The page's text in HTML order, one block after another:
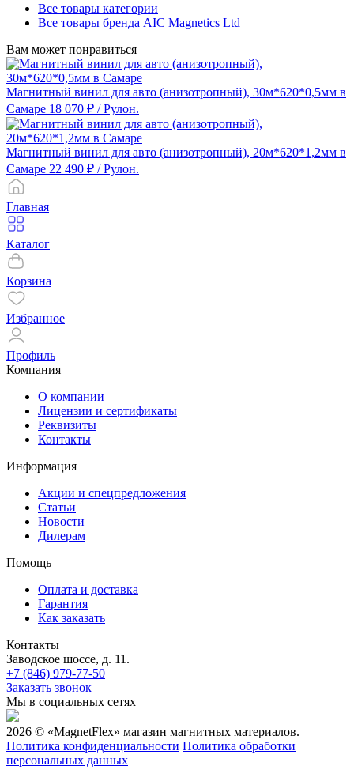
Все товары категории
Все товары бренда AIC Magnetics Ltd
Вам может понравиться
Магнитный винил для авто (анизотропный), 30м*620*0,5мм в
Самаре 18 070 ₽ / Рулон.
Магнитный винил для авто (анизотропный), 20м*620*1,2мм в
Самаре 22 490 ₽ / Рулон.
Главная
Каталог
Корзина
Избранное
Профиль
Компания
О компании
Лицензии и сертификаты
Реквизиты
Контакты
Информация
Акции и спецпредложения
Статьи
Новости
Дилерам
Помощь
Оплата и доставка
Гарантия
Как заказать
Контакты
Заводское шоссе, д. 11.
+7 (846) 979-77-50
Заказать звонок
Мы в социальных сетях
2026 © «MagnetFlex» магазин магнитных материалов.
Политика конфиденциальности Политика обработки
персональных данных